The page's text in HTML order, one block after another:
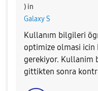
) in
Galaxy S
Kullanım bilgileri
optimize olmasi icin
gerekiyor. Kullanim
gittikten sonra